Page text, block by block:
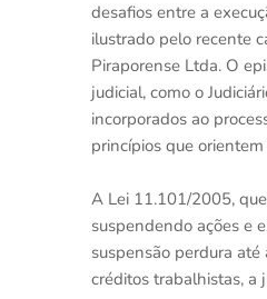
desafios entre a
ilustrado pelo recente
Piraporense Ltda. O
judicial, como o
incorporados ao
princípios que orientem
A Lei 11.101/2005,
suspendendo ações e
suspensão perdura até
créditos trabalhistas, a